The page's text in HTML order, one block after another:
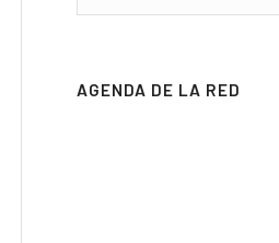
AGENDA DE LA RED